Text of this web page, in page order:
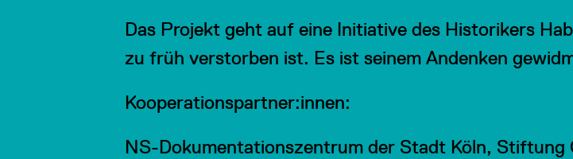
Das Projekt geht auf eine Initiative des Historikers
zu früh verstorben ist. Es ist seinem Andenken
Kooperationspartner:innen:
NS-Dokumentationszentrum der Stadt Köln,